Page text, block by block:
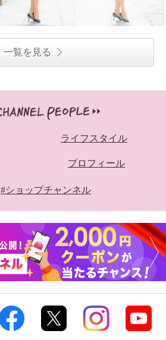
一覧を見る
ライフスタイル
プロフィール
#ショップチャンネル